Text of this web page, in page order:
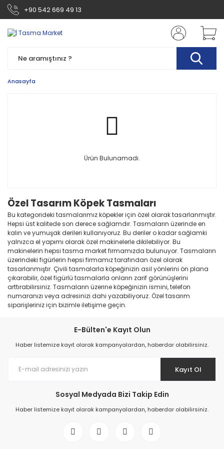
+90 542 669 49 13
Anasayfa
Ürün Bulunamadı.
Özel Tasarım Köpek Tasmaları
Bu kategorideki tasmalarımız köpekler için özel olarak tasarlanmıştır.
Hepsi üst kalitede son derece sağlamdır. Tasmaların üzerinde en
kalın ve yumuşak derileri kullanıyoruz. Bu deriler o kadar sağlamki
yalnızca el yapımı olarak özel makinelerle dikilebiliyor. Bu
makinelerin hepsi tasma market firmamızda bulunuyor. Tasmaların
üzerindeki figürlerin hepsi firmamız tarafından özel olarak
tasarlanmıştır. Çivili tasmalarla köpeğinizin asil yönlerini ön plana
çıkarabilir, özel figürlü tasmalarla onların zarif görünüşlerini
arttırabilirsiniz. Tasmaların üzerine köpeğinizin ismini, telefon
numaranızı veya adresinizi dahi yazabiliyoruz. Özel tasarım
siparişleriniz için bizimle iletişime geçin.
E-Bülten'e Kayıt Olun
Haber listemize kayıt olarak kampanyalardan, haberdar olabilirsiniz.
Kayıt Ol
Sosyal Medyada Bizi Takip Edin
Haber listemize kayıt olarak kampanyalardan, haberdar olabilirsiniz.